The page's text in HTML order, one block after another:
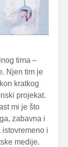
tima –
Njen tim je
kratkog
projekat.
mi je što
zabavna i
istovremeno i
medije.